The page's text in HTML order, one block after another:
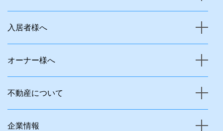
入居者様へ
オーナー様へ
不動産について
企業情報